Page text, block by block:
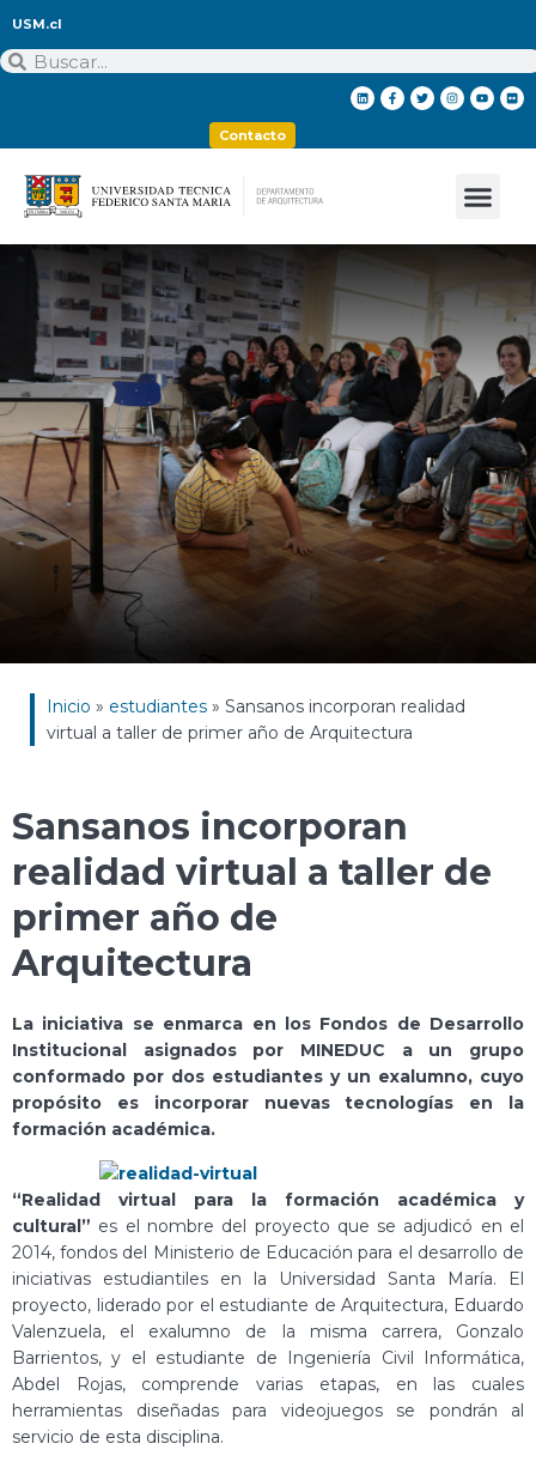
USM.cl
Contacto
Inicio » estudiantes » Sansanos incorporan realidad
virtual a taller de primer año de Arquitectura
Sansanos incorporan
realidad virtual a taller de
primer año de
Arquitectura
La iniciativa se enmarca en los Fondos de Desarrollo
Institucional asignados por MINEDUC a un grupo
conformado por dos estudiantes y un exalumno, cuyo
propósito es incorporar nuevas tecnologías en la
formación académica.
“Realidad virtual para la formación académica y
cultural” es el nombre del proyecto que se adjudicó en el
2014, fondos del Ministerio de Educación para el desarrollo de
iniciativas estudiantiles en la Universidad Santa María. El
proyecto, liderado por el estudiante de Arquitectura, Eduardo
Valenzuela, el exalumno de la misma carrera, Gonzalo
Barrientos, y el estudiante de Ingeniería Civil Informática,
Abdel Rojas, comprende varias etapas, en las cuales
herramientas diseñadas para videojuegos se pondrán al
servicio de esta disciplina.